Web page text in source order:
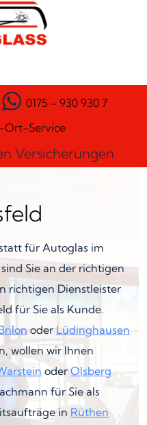
0175 - 930 930 7
Ort-Service
Versicherungen
für Autoglas im
Sie an der richtigen
richtigen Dienstleister
für Sie als Kunde.
oder Lüdinghausen
wollen wir Ihnen
oderOlsberg
für Sie als
in Rüthen